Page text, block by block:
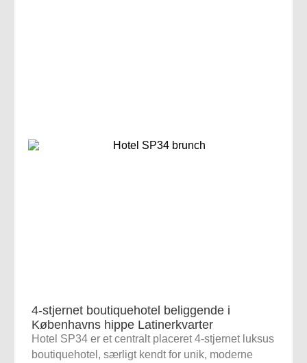
4-stjernet boutiquehotel beliggende i
Københavns hippe Latinerkvarter
Hotel SP34 er et centralt placeret 4-stjernet luksus
boutiquehotel, særligt kendt for unik, moderne